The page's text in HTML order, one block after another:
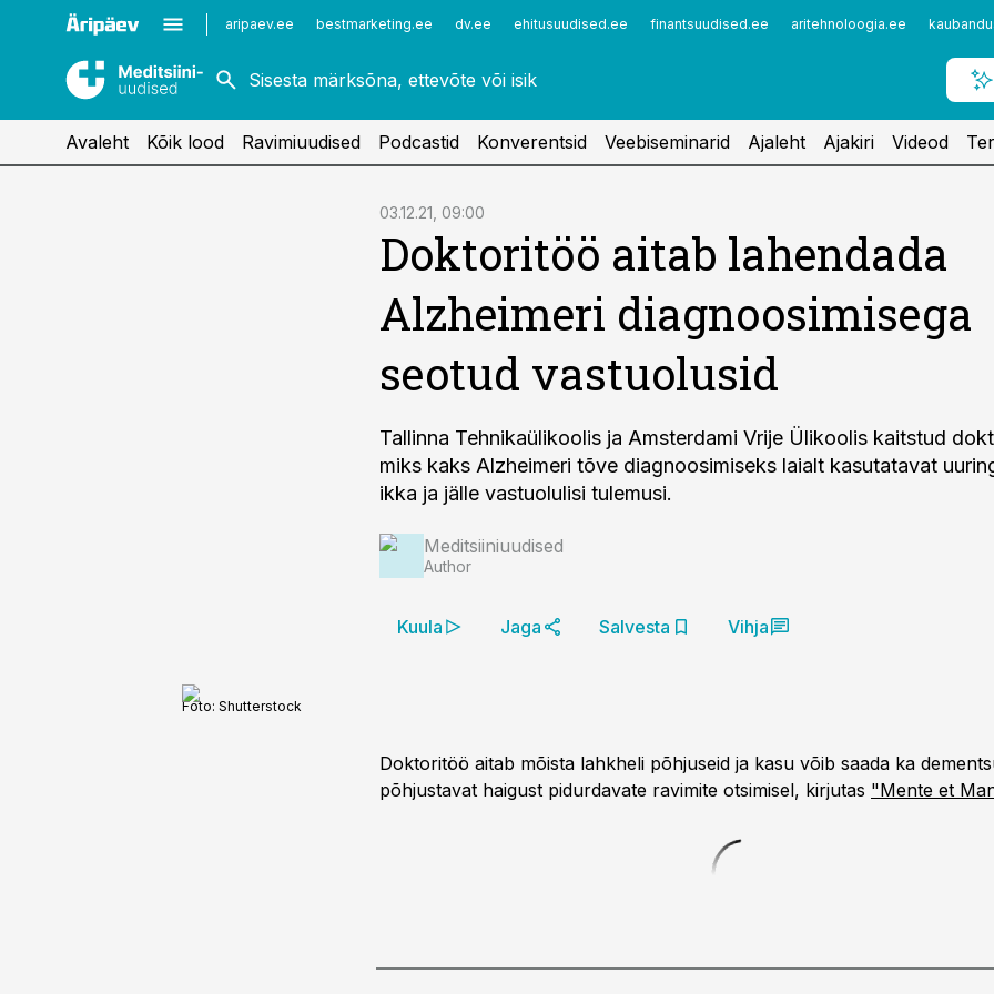
aripaev.ee bestmarketing.ee dv.ee ehitusuudised.ee finantsuudised.ee aritehnoloogia.ee
Kirurgia
Naistehaigused
Vaktsineerimine
Avaleht Kõik lood Ravimiuudised Podcastid Konverentsid Veebiseminarid Ajaleht Ajakiri Videod
03.12.21, 09:00
Doktoritöö aitab lahendada
Alzheimeri diagnoosimisega
seotud vastuolusid
Tallinna Tehnikaülikoolis ja Amsterdami Vrije Ülikoolis kaitstud
miks kaks Alzheimeri tõve diagnoosimiseks laialt kasutatavat
ikka ja jälle vastuolulisi tulemusi.
Meditsiiniuudised
Author
Kuula Jaga Salvesta Vihja
Foto: Shutterstock
Doktoritöö aitab mõista lahkheli põhjuseid ja kasu võib saada ka
põhjustavat haigust pidurdavate ravimite otsimisel, kirjutas "Mente et